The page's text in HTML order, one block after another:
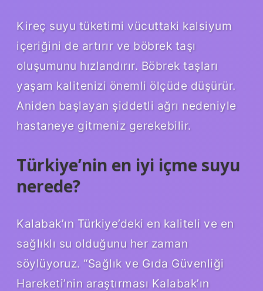
Kireç suyu tüketimi vücuttaki kalsiyum
içeriğini de artırır ve böbrek taşı
oluşumunu hızlandırır. Böbrek taşları
yaşam kalitenizi önemli ölçüde düşürür.
Aniden başlayan şiddetli ağrı nedeniyle
hastaneye gitmeniz gerekebilir.
Türkiye’nin en iyi içme suyu
nerede?
Kalabak’ın Türkiye’deki en kaliteli ve en
sağlıklı su olduğunu her zaman
söylüyoruz. “Sağlık ve Gıda Güvenliği
Hareketi’nin araştırması Kalabak’ın